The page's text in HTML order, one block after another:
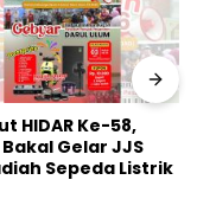
HIDAR Ke-58,
Bakal Gelar JJS
Sepeda Listrik